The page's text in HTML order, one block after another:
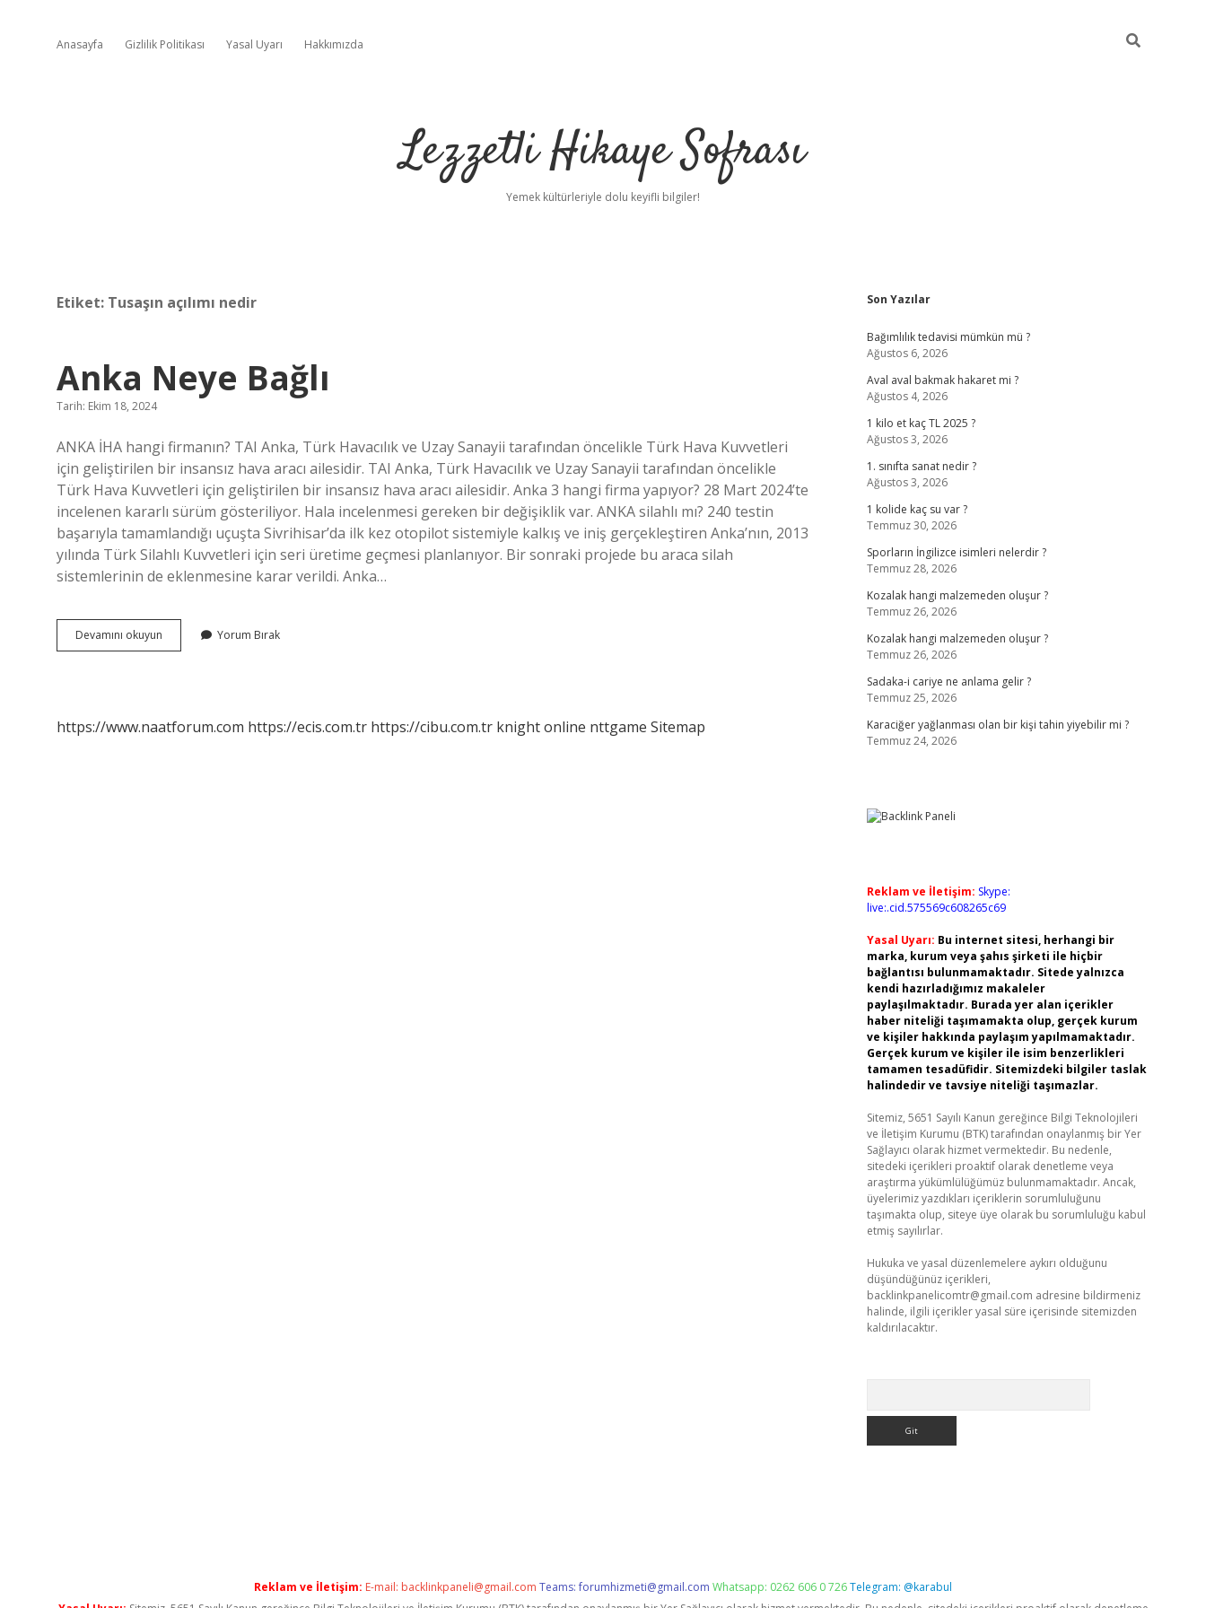
Anasayfa Gizlilik Politikası Yasal Uyarı Hakkımızda
Lezzetli Hikaye Sofrası
Yemek kültürleriyle dolu keyifli bilgiler!
Etiket: Tusaşın açılımı nedir
Anka Neye Bağlı
Tarih: Ekim 18, 2024
ANKA İHA hangi firmanın? TAI Anka, Türk Havacılık ve Uzay Sanayii tarafından öncelikle Türk Hava Kuvvetleri
için geliştirilen bir insansız hava aracı ailesidir. TAI Anka, Türk Havacılık ve Uzay Sanayii tarafından öncelikle
Türk Hava Kuvvetleri için geliştirilen bir insansız hava aracı ailesidir. Anka 3 hangi firma yapıyor? 28 Mart 2024’te
incelenen kararlı sürüm gösteriliyor. Hala incelenmesi gereken bir değişiklik var. ANKA silahlı mı? 240 testin
başarıyla tamamlandığı uçuşta Sivrihisar’da ilk kez otopilot sistemiyle kalkış ve iniş gerçekleştiren Anka’nın, 2013
yılında Türk Silahlı Kuvvetleri için seri üretime geçmesi planlanıyor. Bir sonraki projede bu araca silah
sistemlerinin de eklenmesine karar verildi. Anka…
Devamını okuyun
Neye
Yorum Bırak
https://www.naatforum.com https://ecis.com.tr https://cibu.com.tr knight online nttgame Sitemap
Sidebar
Son Yazılar
Bağımlılık tedavisi mümkün mü ?
Ağustos 6, 2026
Aval aval bakmak hakaret mi ?
Ağustos 4, 2026
1 kilo et kaç TL 2025 ?
Ağustos 3, 2026
1. sınıfta sanat nedir ?
Ağustos 3, 2026
1 kolide kaç su var ?
Temmuz 30, 2026
Sporların İngilizce isimleri nelerdir ?
Temmuz 28, 2026
Kozalak hangi malzemeden oluşur ?
Temmuz 26, 2026
Kozalak hangi malzemeden oluşur ?
Temmuz 26, 2026
Sadaka-i cariye ne anlama gelir ?
Temmuz 25, 2026
Karaciğer yağlanması olan bir kişi tahin yiyebilir mi ?
Temmuz 24, 2026
Reklam ve İletişim: Skype:
live:.cid.575569c608265c69
Yasal Uyarı: Bu internet sitesi, herhangi bir
marka, kurum veya şahıs şirketi ile hiçbir
bağlantısı bulunmamaktadır. Sitede yalnızca
kendi hazırladığımız makaleler
paylaşılmaktadır. Burada yer alan içerikler
haber niteliği taşımamakta olup, gerçek kurum
ve kişiler hakkında paylaşım yapılmamaktadır.
Gerçek kurum ve kişiler ile isim benzerlikleri
tamamen tesadüfidir. Sitemizdeki bilgiler taslak
halindedir ve tavsiye niteliği taşımazlar.
Sitemiz, 5651 Sayılı Kanun gereğince Bilgi Teknolojileri
ve İletişim Kurumu (BTK) tarafından onaylanmış bir Yer
Sağlayıcı olarak hizmet vermektedir. Bu nedenle,
sitedeki içerikleri proaktif olarak denetleme veya
araştırma yükümlülüğümüz bulunmamaktadır. Ancak,
üyelerimiz yazdıkları içeriklerin sorumluluğunu
taşımakta olup, siteye üye olarak bu sorumluluğu kabul
etmiş sayılırlar.
Hukuka ve yasal düzenlemelere aykırı olduğunu
düşündüğünüz içerikleri,
backlinkpanelicomtr@gmail.com adresine bildirmeniz
halinde, ilgili içerikler yasal süre içerisinde sitemizden
kaldırılacaktır.
Reklam ve İletişim: E-mail: backlinkpaneli@gmail.com Teams:forumhizmeti@gmail.com Whatsapp: 0262 606 0 726Telegram: @karabul